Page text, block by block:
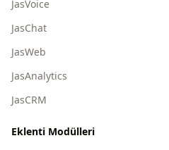
JasVoice
JasChat
JasWeb
JasAnalytics
JasCRM
Eklenti Modülleri